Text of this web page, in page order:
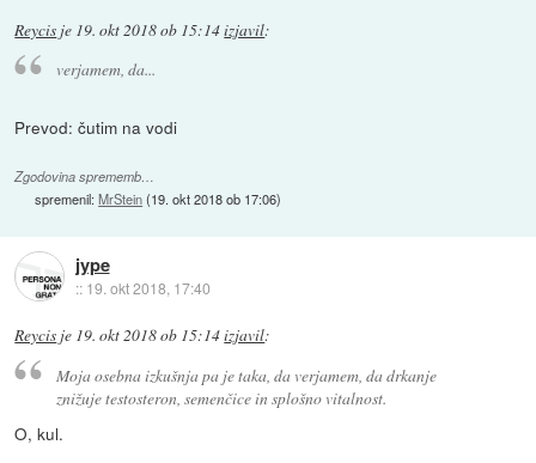
Reycis je 19. okt 2018 ob 15:14izjavil:
verjamem, da...
Prevod: čutim na vodi
Zgodovina sprememb…
spremenil:MrStein(19. okt 2018 ob 17:06)
jype
:: 19. okt 2018, 17:40
Reycis je 19. okt 2018 ob 15:14izjavil:
Moja osebna izkušnja pa je taka, da verjamem, da drkanje
znižuje testosteron, semenčice in splošno vitalnost.
O, kul.